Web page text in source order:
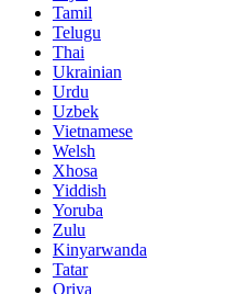
Tamil
Telugu
Thai
Ukrainian
Urdu
Uzbek
Vietnamese
Welsh
Xhosa
Yiddish
Yoruba
Zulu
Kinyarwanda
Tatar
Oriya